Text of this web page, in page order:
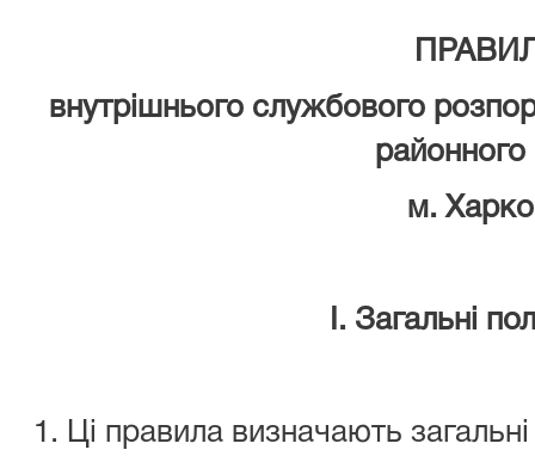
внутрішнього службового
районного
м.
І. Загальні
Ці правила визначають